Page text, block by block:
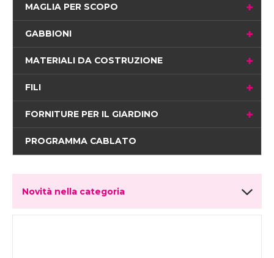
MAGLIA PER SCOPO
GABBIONI
MATERIALI DA COSTRUZIONE
FILI
FORNITURE PER IL GIARDINO
PROGRAMMA CABLATO
Novità nella categoria